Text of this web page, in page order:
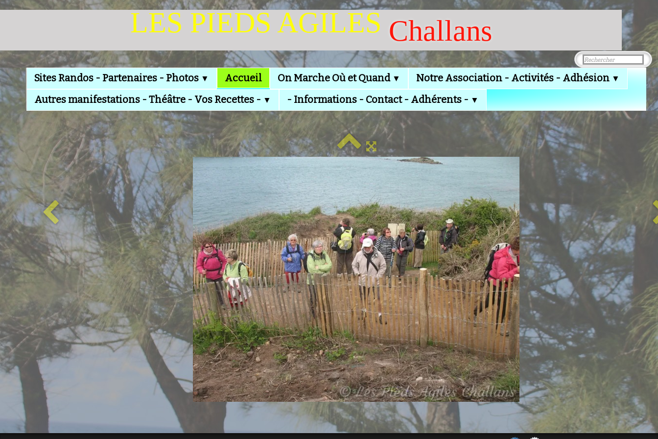
LES PIEDS AGILES Challans
Sites Randos - Partenaires - Photos ▼ Accueil On Marche Où et Quand ▼ Notre Association - Activités - Adhésion ▼
Autres manifestations - Théâtre - Vos Recettes - ▼ - Informations - Contact - Adhérents - ▼